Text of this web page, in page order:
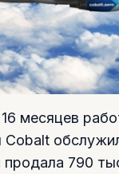
месяцев
Cobalt
продала 790